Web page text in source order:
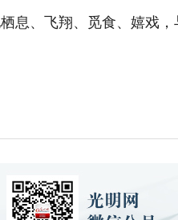
、飞翔、觅食、嬉戏，